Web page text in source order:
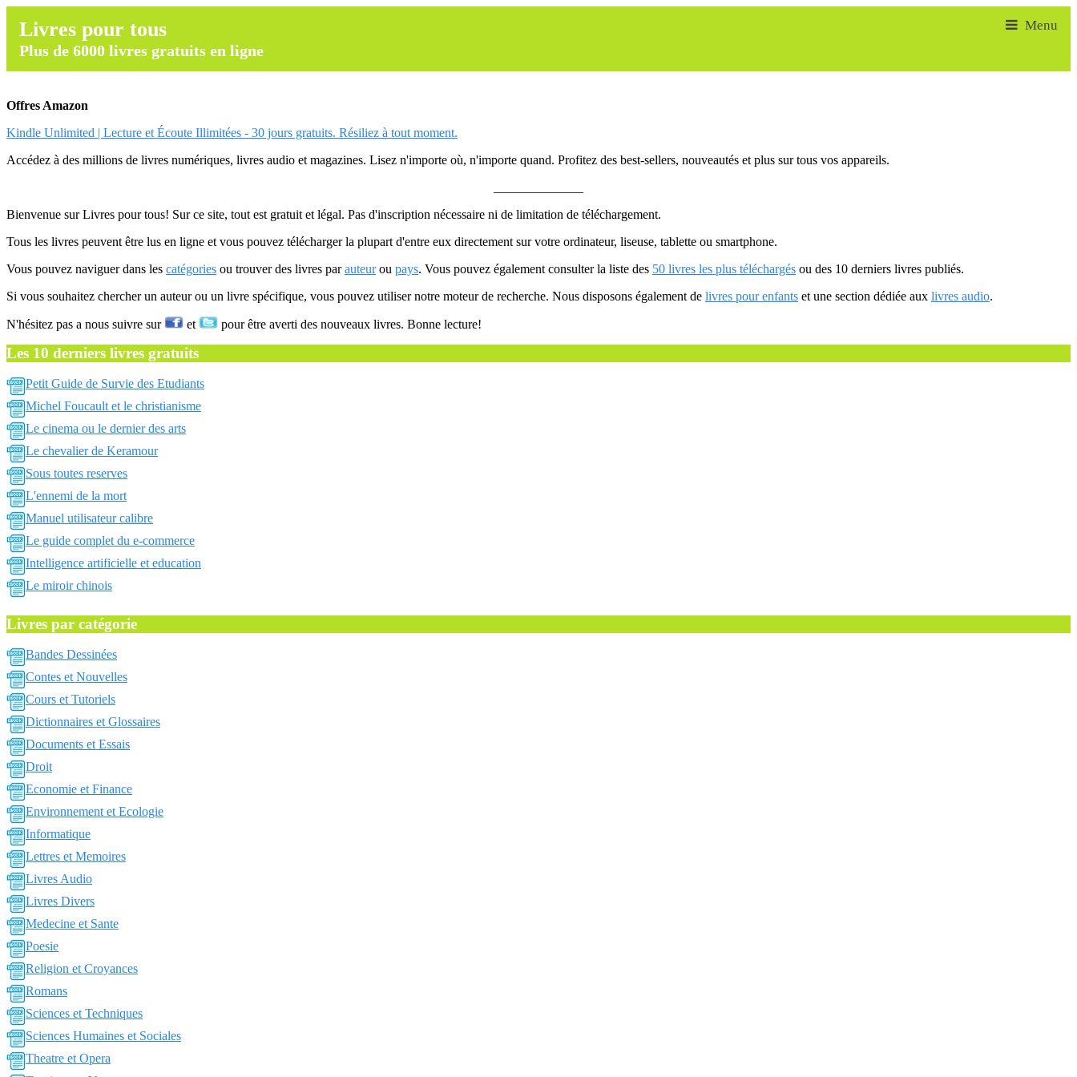
Livres pour tous
Plus de 6000 livres gratuits en ligne
Offres Amazon
Kindle Unlimited | Lecture et Écoute Illimitées - 30 jours gratuits. Résiliez à tout moment.
Accédez à des millions de livres numériques, livres audio et magazines. Lisez n'importe où, n'importe quand. Profitez des best-sellers, nouveautés et plus sur tous vos appareils.
Bienvenue sur Livres pour tous! Sur ce site, tout est gratuit et légal. Pas d'inscription nécessaire ni de limitation de téléchargement.
Tous les livres peuvent être lus en ligne et vous pouvez télécharger la plupart d'entre eux directement sur votre ordinateur, liseuse, tablette ou smartphone.
Vous pouvez naviguer dans les catégories ou trouver des livres parauteurou pays. Vous pouvez également consulter la liste des 50 livres les plus téléchargés ou des 10 derniers livres publiés.
Si vous souhaitez chercher un auteur ou un livre spécifique, vous pouvez utiliser notre moteur de recherche. Nous disposons également de livres pour enfants et une section dédiée aux livres audio.
N'hésitez pas a nous suivre sur et pour être averti des nouveaux livres. Bonne lecture!
Les 10 derniers livres gratuits
Petit Guide de Survie des Etudiants
Michel Foucault et le christianisme
Le cinema ou le dernier des arts
Le chevalier de Keramour
Sous toutes reserves
L'ennemi de la mort
Manuel utilisateur calibre
Le guide complet du e-commerce
Intelligence artificielle et education
Le miroir chinois
Livres par catégorie
Bandes Dessinées
Contes et Nouvelles
Cours et Tutoriels
Dictionnaires et Glossaires
Documents et Essais
Droit
Economie et Finance
Environnement et Ecologie
Informatique
Lettres et Memoires
Livres Audio
Livres Divers
Medecine et Sante
Poesie
Religion et Croyances
Romans
Sciences et Techniques
Sciences Humaines et Sociales
Theatre et Opera